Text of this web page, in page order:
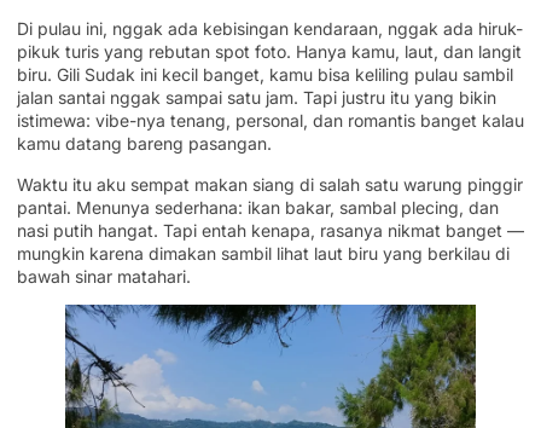
Di pulau ini, nggak ada kebisingan kendaraan, nggak ada hiruk-
pikuk turis yang rebutan spot foto. Hanya kamu, laut, dan langit
biru. Gili Sudak ini kecil banget, kamu bisa keliling pulau sambil
jalan santai nggak sampai satu jam. Tapi justru itu yang bikin
istimewa: vibe-nya tenang, personal, dan romantis banget kalau
kamu datang bareng pasangan.
Waktu itu aku sempat makan siang di salah satu warung pinggir
pantai. Menunya sederhana: ikan bakar, sambal plecing, dan
nasi putih hangat. Tapi entah kenapa, rasanya nikmat banget —
mungkin karena dimakan sambil lihat laut biru yang berkilau di
bawah sinar matahari.